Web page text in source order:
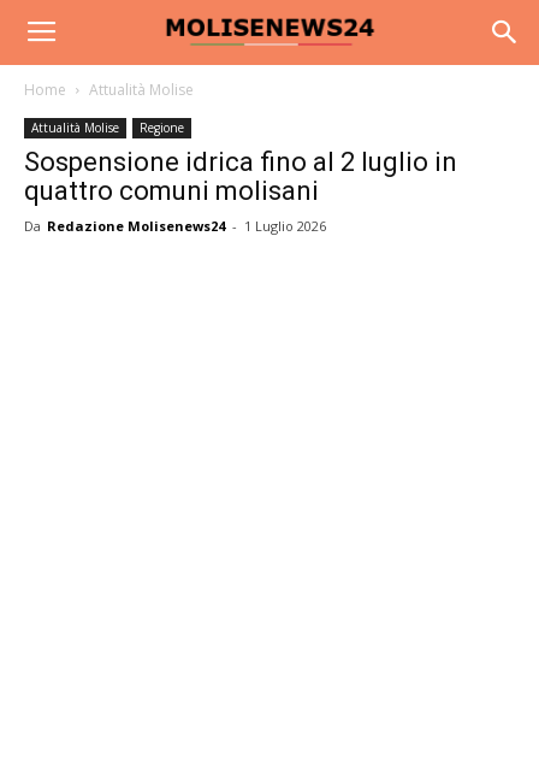
Home Attualità Molise
Attualità Molise Regione
Sospensione idrica fino al 2 luglio in
quattro comuni molisani
Da Redazione Molisenews24 - 1 Luglio 2026